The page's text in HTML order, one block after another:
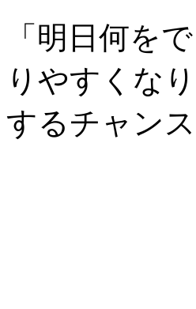
「明日何を
りやすくな
するチャン